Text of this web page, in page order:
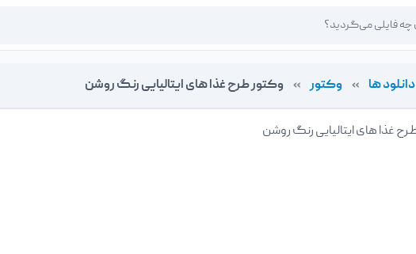
دانلود ها » وکتور » وکتور طرح غذا های ایتالیایی رنگ روشن